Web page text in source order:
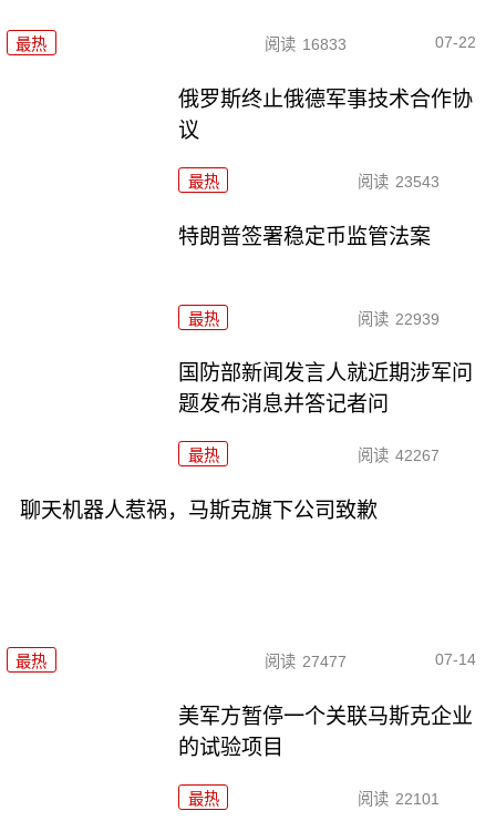
最热 阅读 16833 07-22
俄罗斯终止俄德军事技术合作协
议
最热 阅读 23543
特朗普签署稳定币监管法案
最热 阅读 22939
国防部新闻发言人就近期涉军问
题发布消息并答记者问
最热 阅读 42267
聊天机器人惹祸，马斯克旗下公司致歉
最热 阅读 27477 07-14
美军方暂停一个关联马斯克企业
的试验项目
最热 阅读 22101